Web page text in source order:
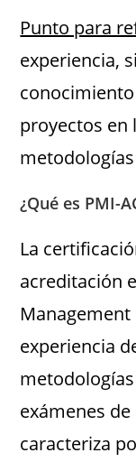
Punto para
experiencia,
proyectos en
¿Qué es PMI-
La
acreditación
experiencia
exámenes
caracteriza